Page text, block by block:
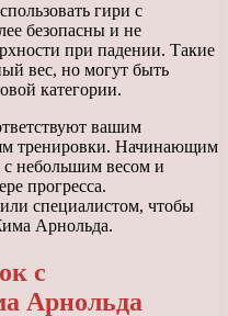
гири с
безопасны и не
при падении. Такие
вес, но могут быть
категории.
вашим
тренировки. Начинающим
с небольшим весом и
прогресса.
специалистом, чтобы
Арнольда.
с
Арнольда